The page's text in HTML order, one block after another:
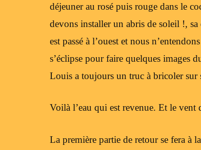
déjeuner au rosé puis rouge dans le
devons installer un abris de soleil !,
est passé à l’ouest et nous
s’éclipse pour faire quelques images
Louis a toujours un truc à bricoler
Voilà l’eau qui est revenue. Et le vent
La première partie de retour se fera à